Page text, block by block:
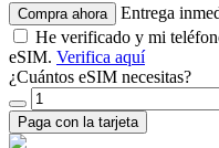
Compra ahora
Entrega
He verificado y mi
eSIM. Verifica aquí
¿Cuántos eSIM necesitas?
Paga con la tarjeta